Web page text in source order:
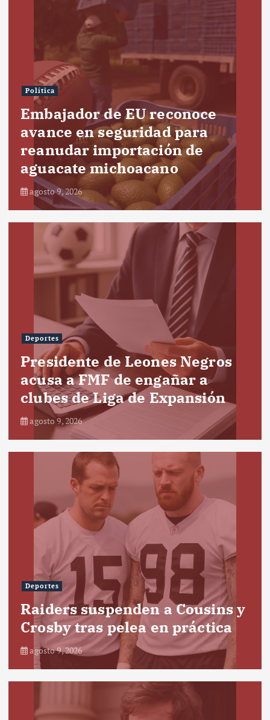
Política
Embajador de EU reconoce
avance en seguridad para
reanudar importación de
aguacate michoacano
agosto 9, 2026
Deportes
Presidente de Leones Negros
acusa a FMF de engañar a
clubes de Liga de Expansión
agosto 9, 2026
Deportes
Raiders suspenden a Cousins y
Crosby tras pelea en práctica
agosto 9, 2026